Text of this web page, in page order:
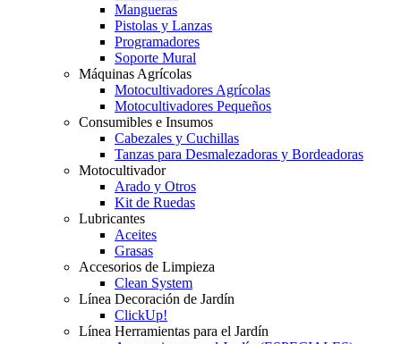
Mangueras
Pistolas y Lanzas
Programadores
Soporte Mural
Máquinas Agrícolas
Motocultivadores Agrícolas
Motocultivadores Pequeños
Consumibles e Insumos
Cabezales y Cuchillas
Tanzas para Desmalezadoras y Bordeadoras
Motocultivador
Arado y Otros
Kit de Ruedas
Lubricantes
Aceites
Grasas
Accesorios de Limpieza
Clean System
Línea Decoración de Jardín
ClickUp!
Línea Herramientas para el Jardín